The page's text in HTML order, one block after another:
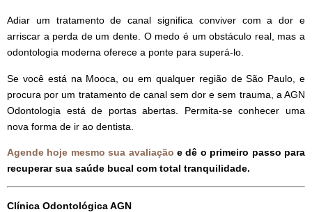
Adiar um tratamento de canal significa conviver com a dor e
arriscar a perda de um dente. O medo é um obstáculo real, mas a
odontologia moderna oferece a ponte para superá-lo.
Se você está na Mooca, ou em qualquer região de São Paulo, e
procura por um tratamento de canal sem dor e sem trauma, a AGN
Odontologia está de portas abertas. Permita-se conhecer uma
nova forma de ir ao dentista.
Agende hoje mesmo sua avaliação e dê o primeiro passo para
recuperar sua saúde bucal com total tranquilidade.
Clínica Odontológica AGN